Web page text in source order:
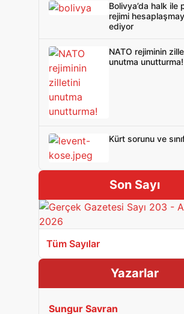
Bolivya’da halk ile
rejimi
ediyor
NATO rejiminin
unutma unutturma!
Kürt sorunu ve
Son Sayı
Tüm Sayılar
Yazarlar
Sungur Savran